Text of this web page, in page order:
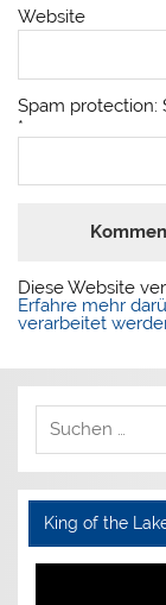
Website
Spam protection:
*
Diese Website
Erfahre mehr
verarbeitet
King of the
Video-